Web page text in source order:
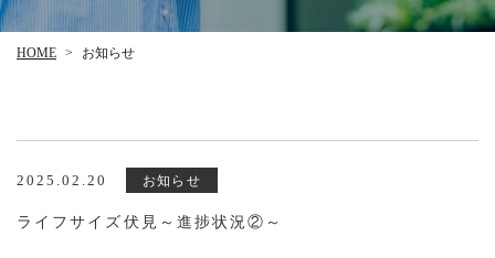
HOME > お知らせ
2025.02.20 お知らせ
ライフサイズ伏見～進捗状況②～